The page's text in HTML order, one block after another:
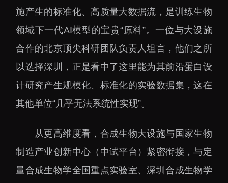
施产生的标准化、高质量大数据流，是训练生物
领域下一代AI模型的宝贵“原料”。一位与大设施
合作的北京顶尖科研团队负责人坦言，他们之所
以选择深圳，正是看中了这里能为其前沿蛋白设
计研究产生规模化、标准化的实验数据集，这在
其他单位“几乎无法系统性实现”。
从更高维度看，合成生物大设施与国家生物
制造产业创新中心（中试平台）紧密衔接，与定
量合成生物学全国重点实验室、深圳合成生物学